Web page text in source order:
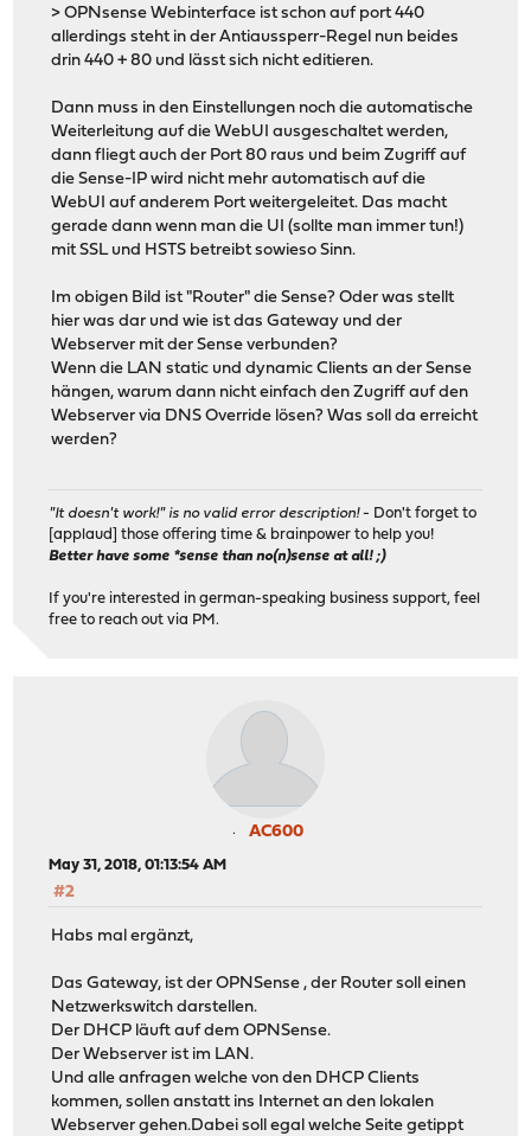
> OPNsense Webinterface ist schon auf port 440
allerdings steht in der Antiaussperr-Regel nun beides
drin 440 + 80 und lässt sich nicht editieren.
Dann muss in den Einstellungen noch die automatische
Weiterleitung auf die WebUI ausgeschaltet werden,
dann fliegt auch der Port 80 raus und beim Zugriff auf
die Sense-IP wird nicht mehr automatisch auf die
WebUI auf anderem Port weitergeleitet. Das macht
gerade dann wenn man die UI (sollte man immer tun!)
mit SSL und HSTS betreibt sowieso Sinn.
Im obigen Bild ist "Router" die Sense? Oder was stellt
hier was dar und wie ist das Gateway und der
Webserver mit der Sense verbunden?
Wenn die LAN static und dynamic Clients an der Sense
hängen, warum dann nicht einfach den Zugriff auf den
Webserver via DNS Override lösen? Was soll da erreicht
werden?
"It doesn't work!" is no valid error description!- Don't forget to
[applaud] those offering time & brainpower to help you!
Better have some *sense than no(n)sense at all! ;)
If you're interested in german-speaking business support, feel
free to reach out via PM.
AC600
May 31, 2018, 01:13:54 AM
#2
Habs mal ergänzt,
Das Gateway, ist der OPNSense , der Router soll einen
Netzwerkswitch darstellen.
Der DHCP läuft auf dem OPNSense.
Der Webserver ist im LAN.
Und alle anfragen welche von den DHCP Clients
kommen, sollen anstatt ins Internet an den lokalen
Webserver gehen.Dabei soll egal welche Seite getippt